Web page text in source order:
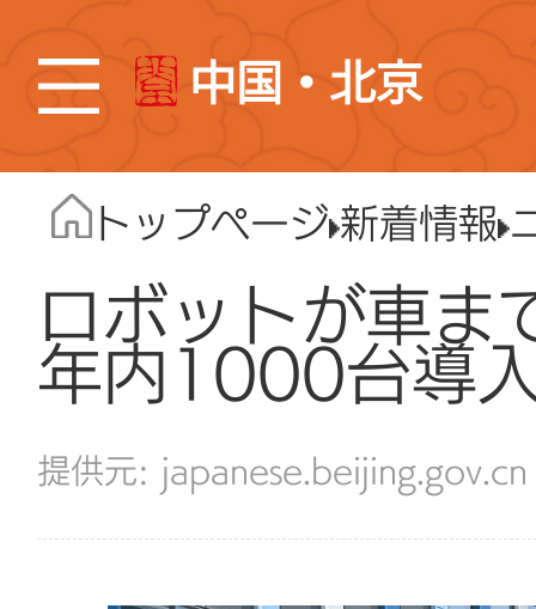
中国・北京
トップページ 新着情報
ロボットが車ま
年内1000台導
japanese.beijing.gov.cn